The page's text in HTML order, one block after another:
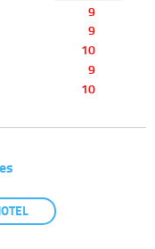
9
9
10
9
10